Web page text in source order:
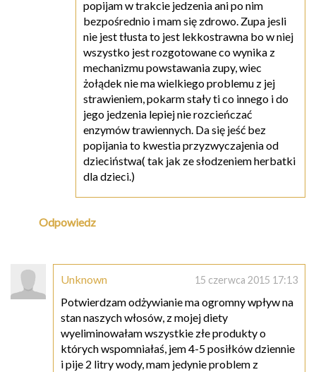
popijam w trakcie jedzenia ani po nim
bezpośrednio i mam się zdrowo. Zupa jesli
nie jest tłusta to jest lekkostrawna bo w niej
wszystko jest rozgotowane co wynika z
mechanizmu powstawania zupy, wiec
żołądek nie ma wielkiego problemu z jej
strawieniem, pokarm stały ti co innego i do
jego jedzenia lepiej nie rozcieńczać
enzymów trawiennych. Da się jeść bez
popijania to kwestia przyzwyczajenia od
dzieciństwa( tak jak ze słodzeniem herbatki
dla dzieci.)
Odpowiedz
Unknown 15 czerwca 2015 17:13
Potwierdzam odżywianie ma ogromny wpływ na
stan naszych włosów, z mojej diety
wyeliminowałam wszystkie złe produkty o
których wspomniałaś, jem 4-5 posiłków dziennie
i pije 2 litry wody, mam jedynie problem z